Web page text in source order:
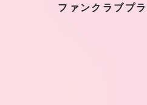
ファンクラブプ